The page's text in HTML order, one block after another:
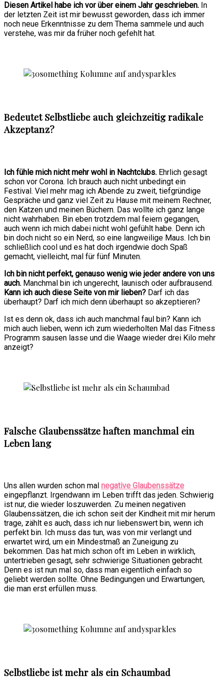
Diesen Artikel habe ich vor über einem Jahr geschrieben. In
der letzten Zeit ist mir bewusst geworden, dass ich immer
noch neue Erkenntnisse zu dem Thema sammele und auch
verstehe, was mir da früher noch gefehlt hat.
Bedeutet Selbstliebe auch gleichzeitig radikale
Akzeptanz?
Ich fühle mich nicht mehr wohl in Nachtclubs. Ehrlich gesagt
schon vor Corona. Ich brauch auch nicht unbedingt ein
Festival. Viel mehr mag ich Abende zu zweit, tiefgründige
Gespräche und ganz viel Zeit zu Hause mit meinem Rechner,
den Katzen und meinen Büchern. Das wollte ich ganz lange
nicht wahrhaben. Bin eben trotzdem mal feiern gegangen,
auch wenn ich mich dabei nicht wohl gefühlt habe. Denn ich
bin doch nicht so ein Nerd, so eine langweilige Maus. Ich bin
schließlich cool und es hat doch irgendwie doch Spaß
gemacht, vielleicht, mal für fünf Minuten.
Ich bin nicht perfekt, genauso wenig wie jeder andere von uns
auch. Manchmal bin ich ungerecht, launisch oder aufbrausend.
Kann ich auch diese Seite von mir lieben? Darf ich das
überhaupt? Darf ich mich denn überhaupt so akzeptieren?
Ist es denn ok, dass ich auch manchmal faul bin? Kann ich
mich auch lieben, wenn ich zum wiederholten Mal das Fitness
Programm sausen lasse und die Waage wieder drei Kilo mehr
anzeigt?
Falsche Glaubenssätze haften manchmal ein
Leben lang
Uns allen wurden schon mal negative Glaubenssätze
eingepflanzt. Irgendwann im Leben trifft das jeden. Schwierig
ist nur, die wieder loszuwerden. Zu meinen negativen
Glaubenssätzen, die ich schon seit der Kindheit mit mir herum
trage, zählt es auch, dass ich nur liebenswert bin, wenn ich
perfekt bin. Ich muss das tun, was von mir verlangt und
erwartet wird, um ein Mindestmaß an Zuneigung zu
bekommen. Das hat mich schon oft im Leben in wirklich,
untertrieben gesagt, sehr schwierige Situationen gebracht.
Denn es ist nun mal so, dass man eigentlich einfach so
geliebt werden sollte. Ohne Bedingungen und Erwartungen,
die man erst erfüllen muss.
Selbstliebe ist mehr als ein Schaumbad